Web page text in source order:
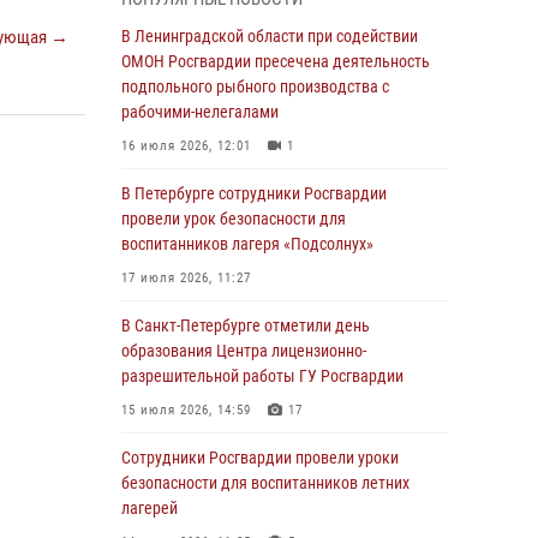
→
вернуться домой
03 августа 2026, 11:51
В Санкт-Петербурге при содействии СОБР
03 августа 2026, 10:15 1
Сотрудники ГУ Росгвардии приняли участие в
боевому самбо
03 августа 2026, 10:07 7 1
В Ленобласти сотрудники ОМОН Росгвардии
профилактического мероприятия
03 августа 2026, 09:16 5
В Петербурге сотрудники Росгвардии
В Ленинградской области при содействии
ОМОН Росгвардии пресечена деятельность
подпольного рыбного производства с
рабочими-нелегалами
16 июля 2026, 12:01 1
В Петербурге сотрудники Росгвардии
провели урок безопасности для
воспитанников лагеря «Подсолнух»
17 июля 2026, 11:27
В Санкт-Петербурге отметили день
образования Центра лицензионно-
разрешительной работы ГУ Росгвардии
15 июля 2026, 14:59 17
Сотрудники Росгвардии провели уроки
безопасности для воспитанников летних
лагерей